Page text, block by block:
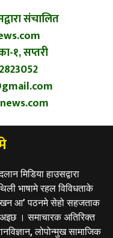
संचालित
१, सप्तरी
मिडिया हाउसद्वारा
भाषामे रहल विविधताके
आ’ पठनमे सेहो सहजताक
। समाचारक अतिरिक्त
लोपोन्मुख सामाजिक